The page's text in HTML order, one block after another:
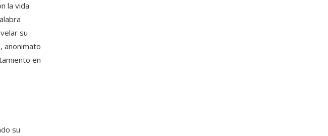
la vida
su
anonimato
en
su